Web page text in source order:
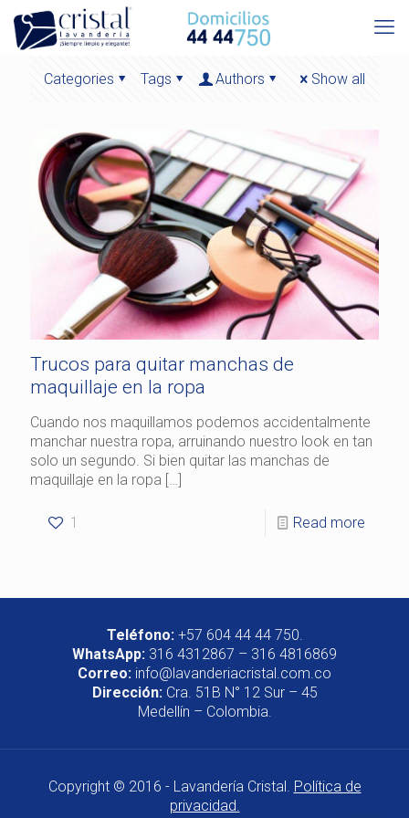
Categories Tags Authors Show all
Trucos para quitar manchas de
maquillaje en la ropa
Cuando nos maquillamos podemos accidentalmente
manchar nuestra ropa, arruinando nuestro look en tan
solo un segundo. Si bien quitar las manchas de
maquillaje en la ropa […]
1 Read more
Teléfono:+57 604 44 44 750.
WhatsApp: 316 4312867 – 316 4816869
Correo: info@lavanderiacristal.com.co
Dirección:Cra. 51B N° 12 Sur – 45
Medellín – Colombia.
Copyright © 2016 - Lavandería Cristal. Política de
privacidad.